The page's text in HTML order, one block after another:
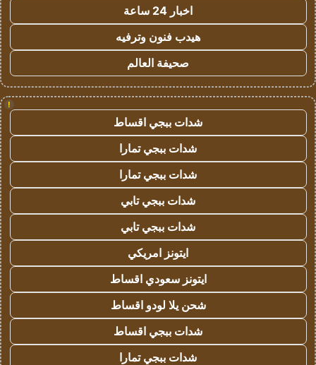
اخبار 24 ساعة
هيدب فنون وترفيه
صحيفة العالم
!
شدات ببجي اقساط
شدات ببجي تمارا
شدات ببجي تمارا
شدات ببجي تابي
شدات ببجي تابي
ايتونز امريكي
ايتونز سعودي اقساط
شحن يلا لودو اقساط
شدات ببجي اقساط
شدات ببجي تمارا